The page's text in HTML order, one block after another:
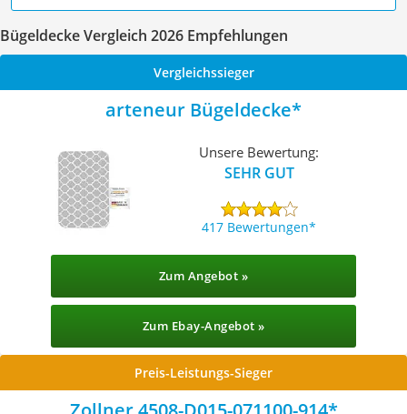
Bügeldecke Vergleich 2026 Empfehlungen
Vergleichssieger
arteneur Bügeldecke
Unsere Bewertung:
SEHR GUT
417 Bewertungen
Zum Angebot »
Zum Ebay-Angebot »
Preis-Leistungs-Sieger